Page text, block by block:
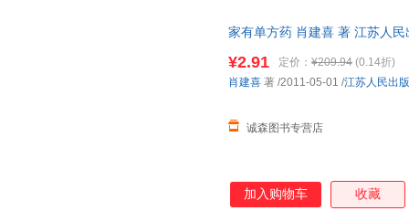
家有单方药 肖建喜 著 江苏人
¥2.91 定价： ¥209.94 (0.14折)
诚森图书专营店
肖建喜 著 /2011-05-01 /江苏人民出
加入购物车 收藏